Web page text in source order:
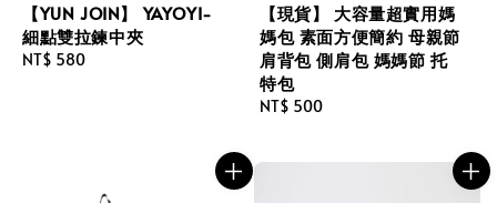
【YUN JOIN】 YAYOYI-
細點雙拉鍊中夾
Regular
NT$ 580
【現貨】 大容量超實用媽
媽包 素面方便簡約 母親節
肩背包 側肩包 媽媽節 托
特包
Regular
NT$ 500